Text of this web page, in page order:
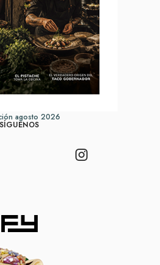
agosto 2026
SÍGUENOS